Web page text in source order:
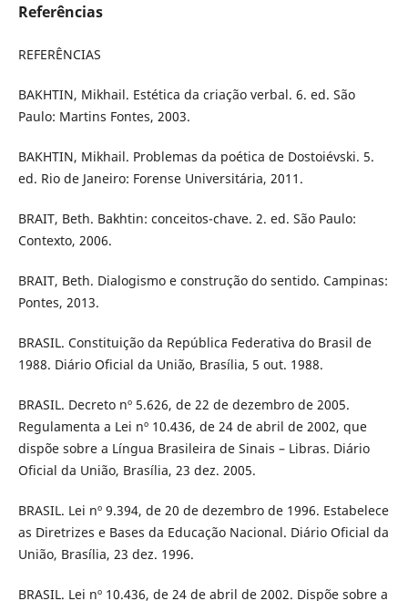
Referências
REFERÊNCIAS
BAKHTIN, Mikhail. Estética da criação verbal. 6. ed. São
Paulo: Martins Fontes, 2003.
BAKHTIN, Mikhail. Problemas da poética de Dostoiévski. 5.
ed. Rio de Janeiro: Forense Universitária, 2011.
BRAIT, Beth. Bakhtin: conceitos-chave. 2. ed. São Paulo:
Contexto, 2006.
BRAIT, Beth. Dialogismo e construção do sentido. Campinas:
Pontes, 2013.
BRASIL. Constituição da República Federativa do Brasil de
1988. Diário Oficial da União, Brasília, 5 out. 1988.
BRASIL. Decreto nº 5.626, de 22 de dezembro de 2005.
Regulamenta a Lei nº 10.436, de 24 de abril de 2002, que
dispõe sobre a Língua Brasileira de Sinais – Libras. Diário
Oficial da União, Brasília, 23 dez. 2005.
BRASIL. Lei nº 9.394, de 20 de dezembro de 1996. Estabelece
as Diretrizes e Bases da Educação Nacional. Diário Oficial da
União, Brasília, 23 dez. 1996.
BRASIL. Lei nº 10.436, de 24 de abril de 2002. Dispõe sobre a